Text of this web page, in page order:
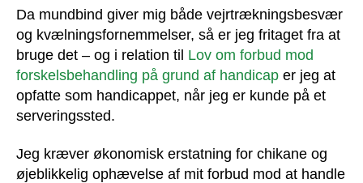
Da mundbind giver mig både vejrtrækningsbesvær
og kvælningsfornemmelser, så er jeg fritaget fra at
bruge det – og i relation til Lov om forbud mod
forskelsbehandling på grund af handicap er jeg at
opfatte som handicappet, når jeg er kunde på et
serveringssted.
Jeg kræver økonomisk erstatning for chikane og
øjeblikkelig ophævelse af mit forbud mod at handle